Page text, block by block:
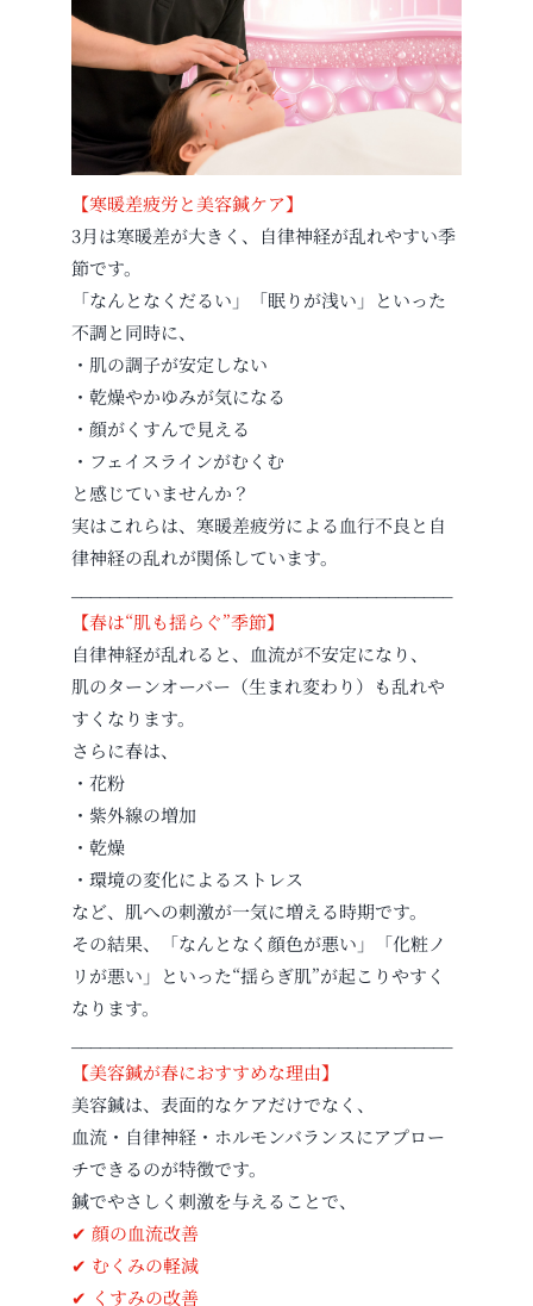
【寒暖差疲労と美容鍼ケア】
3月は寒暖差が大きく、自律神経が乱れやすい季
節です。
「なんとなくだるい」「眠りが浅い」といった
不調と同時に、
・肌の調子が安定しない
・乾燥やかゆみが気になる
・顔がくすんで見える
・フェイスラインがむくむ
と感じていませんか？
実はこれらは、寒暖差疲労による血行不良と自
律神経の乱れが関係しています。
【春は“肌も揺らぐ”季節】
自律神経が乱れると、血流が不安定になり、
肌のターンオーバー（生まれ変わり）も乱れや
すくなります。
さらに春は、
・花粉
・紫外線の増加
・乾燥
・環境の変化によるストレス
など、肌への刺激が一気に増える時期です。
その結果、「なんとなく顔色が悪い」「化粧ノ
リが悪い」といった“揺らぎ肌”が起こりやすく
なります。
【美容鍼が春におすすめな理由】
美容鍼は、表面的なケアだけでなく、
血流・自律神経・ホルモンバランスにアプロー
チできるのが特徴です。
鍼でやさしく刺激を与えることで、
✔ 顔の血流改善
✔ むくみの軽減
✔ くすみの改善